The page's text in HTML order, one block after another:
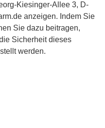
Kiesinger-Allee 3, D-
anzeigen. Indem Sie
Sie dazu beitragen,
Sicherheit dieses
werden.